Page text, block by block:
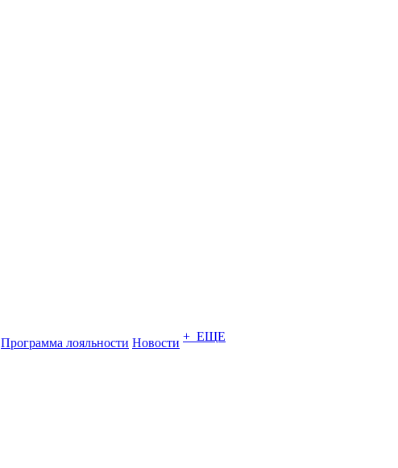
Программа лояльности Новости + ЕЩЕ